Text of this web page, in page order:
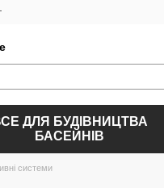
ДЛЯ БУДІВНИЦТВА
БАСЕЙНІВ
системи